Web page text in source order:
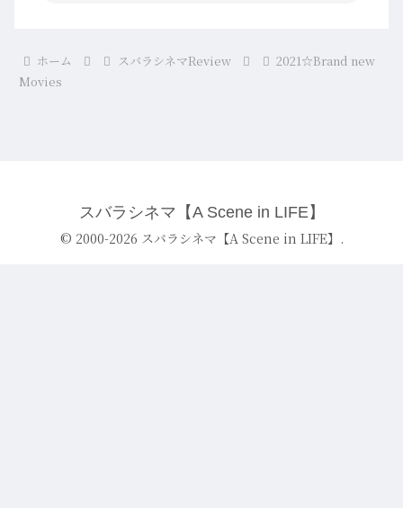
ホーム スバラシネマReview
2021☆Brand new
Movies
スバラシネマ【A Scene in LIFE】
© 2000-2026 スバラシネマ【A Scene in LIFE】.